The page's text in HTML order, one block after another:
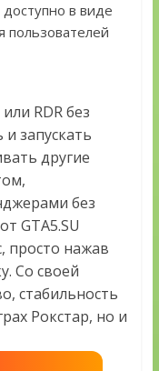
в виде
пользователей
RDR без
запускать
другие
без
GTA5.SU
просто нажав
Со своей
стабильность
Рокстар, но и